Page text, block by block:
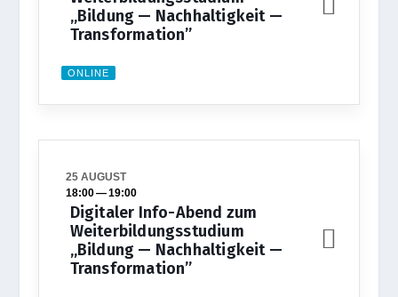
„Bildung — Nachhaltigkeit —
Transformation”
ONLINE
25 AUGUST
18:00—19:00
Digitaler Info-Abend zum
Weiterbildungsstudium
„Bildung — Nachhaltigkeit —
Transformation”